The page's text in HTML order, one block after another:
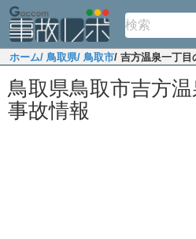
ホーム/ 鳥取県/ 鳥取市/ 吉方温泉一丁目
鳥取県鳥取市吉方
事故情報